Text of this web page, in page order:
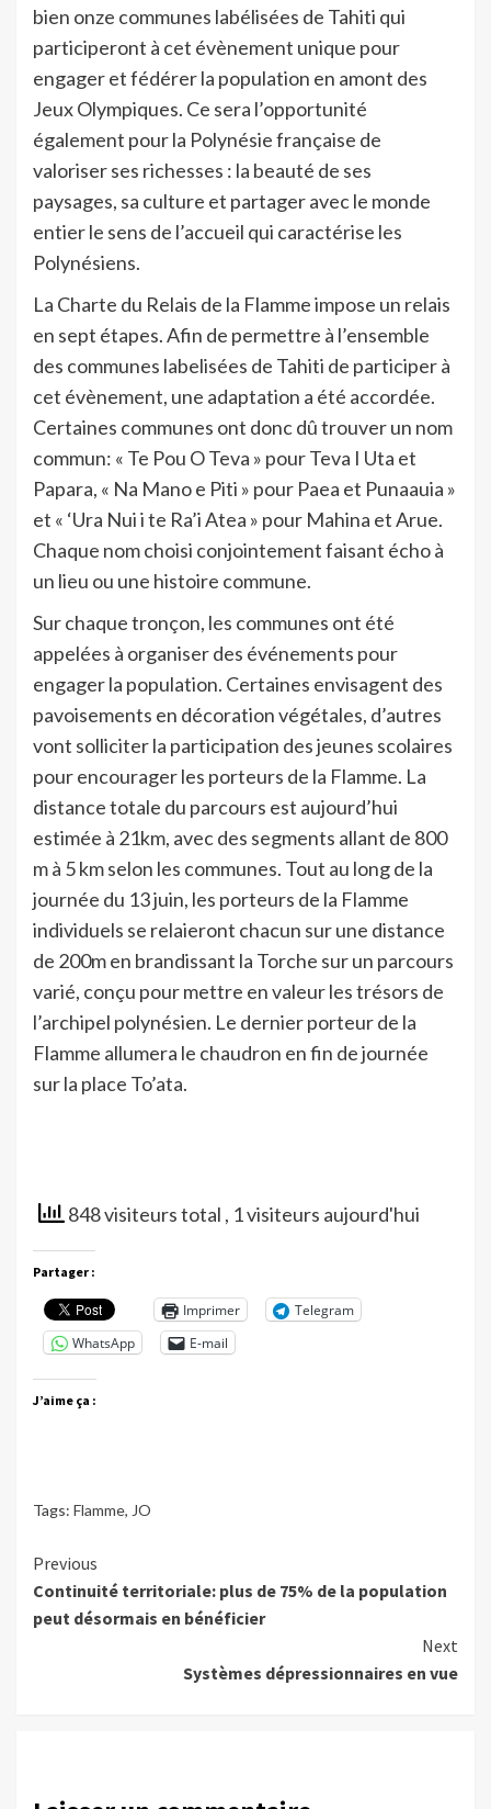
bien onze communes labélisées de Tahiti qui
participeront à cet évènement unique pour
engager et fédérer la population en amont des
Jeux Olympiques. Ce sera l’opportunité
également pour la Polynésie française de
valoriser ses richesses : la beauté de ses
paysages, sa culture et partager avec le monde
entier le sens de l’accueil qui caractérise les
Polynésiens.
La Charte du Relais de la Flamme impose un relais
en sept étapes. Afin de permettre à l’ensemble
des communes labelisées de Tahiti de participer à
cet évènement, une adaptation a été accordée.
Certaines communes ont donc dû trouver un nom
commun: « Te Pou O Teva » pour Teva I Uta et
Papara, « Na Mano e Piti » pour Paea et Punaauia »
et « ‘Ura Nui i te Ra’i Atea » pour Mahina et Arue.
Chaque nom choisi conjointement faisant écho à
un lieu ou une histoire commune.
Sur chaque tronçon, les communes ont été
appelées à organiser des événements pour
engager la population. Certaines envisagent des
pavoisements en décoration végétales, d’autres
vont solliciter la participation des jeunes scolaires
pour encourager les porteurs de la Flamme. La
distance totale du parcours est aujourd’hui
estimée à 21km, avec des segments allant de 800
m à 5 km selon les communes. Tout au long de la
journée du 13 juin, les porteurs de la Flamme
individuels se relaieront chacun sur une distance
de 200m en brandissant la Torche sur un parcours
varié, conçu pour mettre en valeur les trésors de
l’archipel polynésien. Le dernier porteur de la
Flamme allumera le chaudron en fin de journée
sur la place To’ata.
848 visiteurs total , 1 visiteurs aujourd'hui
Partager :
Imprimer
Telegram
WhatsApp
E-mail
J’aime ça :
Tags: Flamme, JO
Continue
Reading
Previous
Continuité territoriale: plus de 75% de la population
peut désormais en bénéficier
Next
Systèmes dépressionnaires en vue